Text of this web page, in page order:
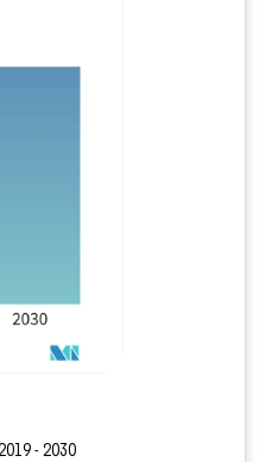
- 2030